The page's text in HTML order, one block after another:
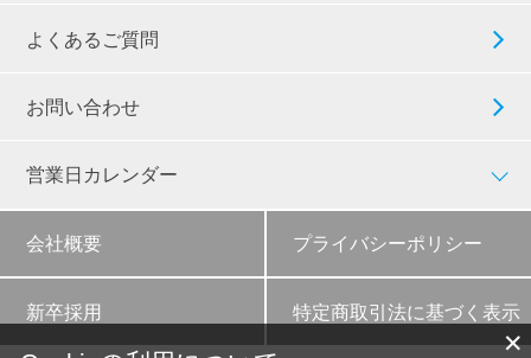
よくあるご質問
お問い合わせ
営業日カレンダー
会社概要 プライバシーポリシー
新卒採用 特定商取引法に基づく表示
✕